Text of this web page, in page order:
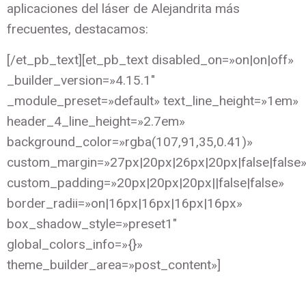
aplicaciones del láser de Alejandrita más
frecuentes, destacamos:
[/et_pb_text][et_pb_text disabled_on=»on|on|off»
_builder_version=»4.15.1″
_module_preset=»default» text_line_height=»1em»
header_4_line_height=»2.7em»
background_color=»rgba(107,91,35,0.41)»
custom_margin=»27px|20px|26px|20px|false|false»
custom_padding=»20px|20px|20px||false|false»
border_radii=»on|16px|16px|16px|16px»
box_shadow_style=»preset1″
global_colors_info=»{}»
theme_builder_area=»post_content»]